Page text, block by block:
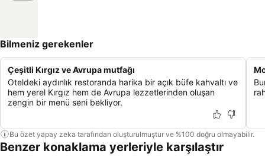
Bilmeniz gerekenler
Çeşitli Kırgız ve Avrupa mutfağı
Oteldeki aydınlık restoranda harika bir açık büfe kahvaltı ve
hem yerel Kırgız hem de Avrupa lezzetlerinden oluşan
zengin bir menü seni bekliyor.
Bu özet yapay zeka tarafından oluşturulmuştur ve %100 doğru olmayabilir.
Benzer konaklama yerleriyle karşılaştır